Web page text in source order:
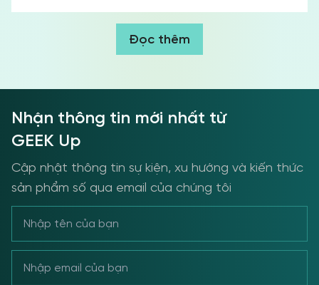
Đọc thêm
Nhận thông tin mới nhất từ
GEEK Up
Cập nhật thông tin sự kiện, xu hướng và kiến thức
sản phẩm số qua email của chúng tôi